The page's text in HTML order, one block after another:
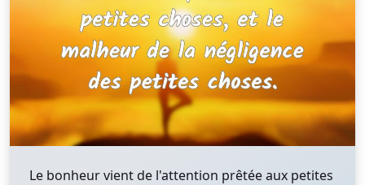
Le bonheur vient de l'attention prêtée aux petites